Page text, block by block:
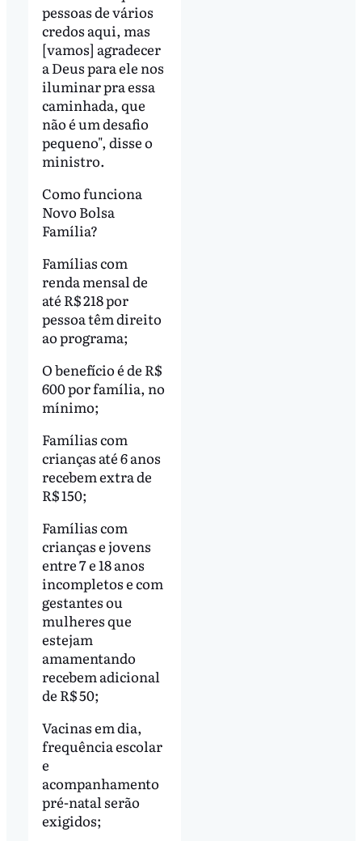
pessoas de vários
credos aqui, mas
[vamos] agradecer
a Deus para ele nos
iluminar pra essa
caminhada, que
não é um desafio
pequeno", disse o
ministro.
Como funciona
Novo Bolsa
Família?
Famílias com
renda mensal de
até R$ 218 por
pessoa têm direito
ao programa;
O benefício é de R$
600 por família, no
mínimo;
Famílias com
crianças até 6 anos
recebem extra de
R$ 150;
Famílias com
crianças e jovens
entre 7 e 18 anos
incompletos e com
gestantes ou
mulheres que
estejam
amamentando
recebem adicional
de R$ 50;
Vacinas em dia,
frequência escolar
e
acompanhamento
pré-natal serão
exigidos;